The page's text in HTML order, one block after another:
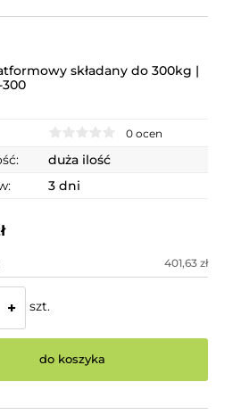
składany do 300kg |
0 ocen
duża ilość
3 dni
401,63 zł
+ szt.
do koszyka